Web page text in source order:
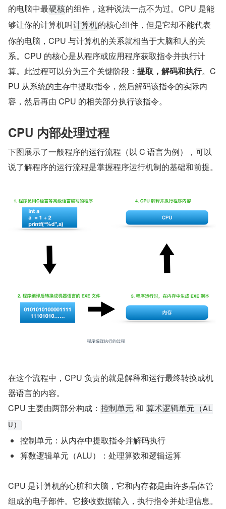
的电脑中最硬核的组件，这种说法一点不为过。CPU 是能
够让你的计算机叫计算机的核心组件，但是它却不能代表
你的电脑，CPU 与计算机的关系就相当于大脑和人的关
系。CPU 的核心是从程序或应用程序获取指令并执行计
算。此过程可以分为三个关键阶段： 提取，解码和执行。C
PU 从系统的主存中提取指令，然后解码该指令的实际内
容，然后再由 CPU 的相关部分执行该指令。
CPU 内部处理过程
下图展示了一般程序的运行流程（以 C 语言为例），可以
说了解程序的运行流程是掌握程序运行机制的基础和前提。
在这个流程中，CPU 负责的就是解释和运行最终转换成机
器语言的内容。
CPU 主要由两部分构成： 控制单元 和 算术逻辑单元（AL
U）
控制单元：从内存中提取指令并解码执行
算数逻辑单元（ALU）：处理算数和逻辑运算
CPU 是计算机的心脏和大脑，它和内存都是由许多晶体管
组成的电子部件。它接收数据输入，执行指令并处理信息。